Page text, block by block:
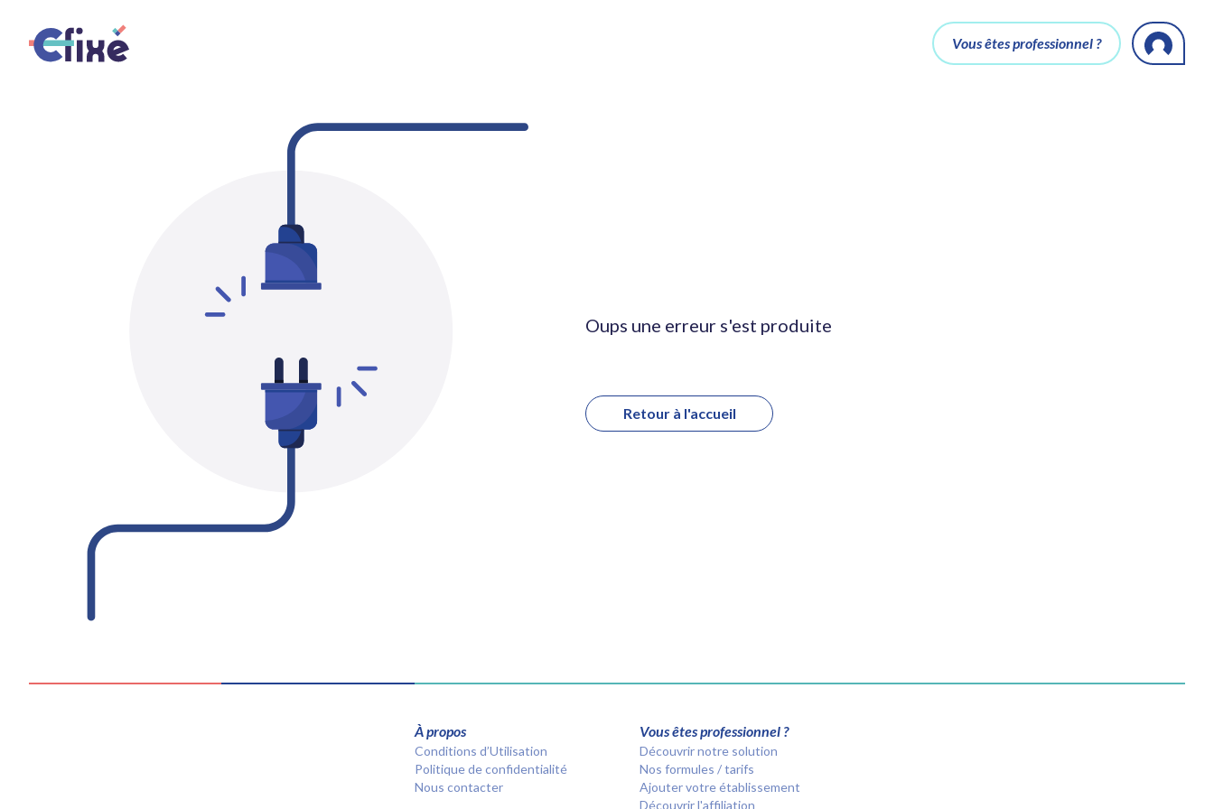
Vous êtes professionnel ?
Oups une erreur s'est produite
Retour à l'accueil
À propos
Conditions d’Utilisation
Politique de confidentialité
Nous contacter
Vous êtes professionnel ?
Découvrir notre solution
Nos formules / tarifs
Ajouter votre établissement
Découvrir l'affiliation